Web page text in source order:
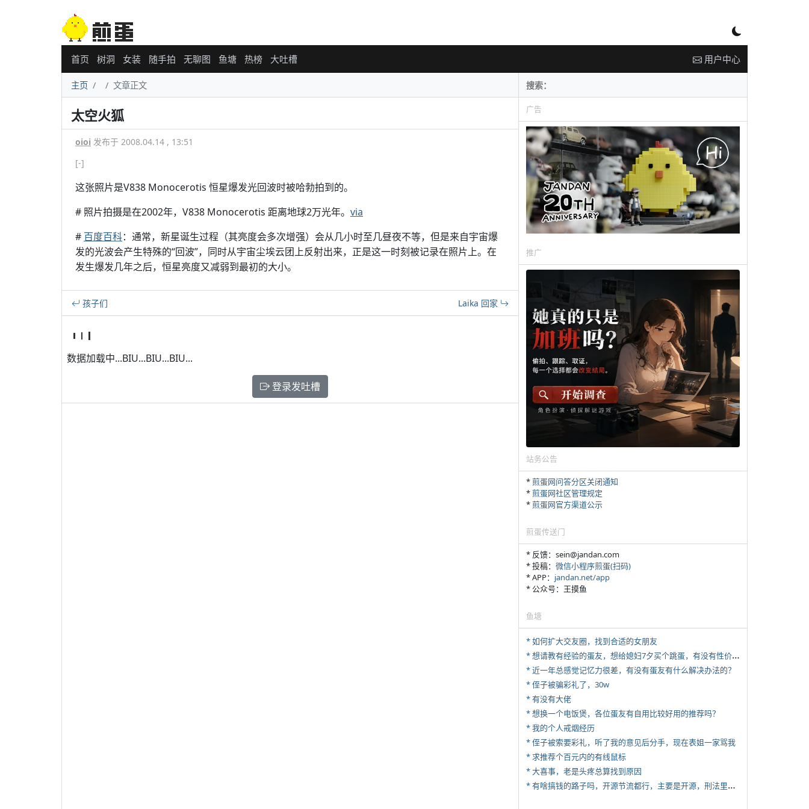
首页 树洞 女装 随手拍 无聊图 鱼塘 热榜 大吐槽 用户中心
主页 文章正文
太空火狐
oioi 发布于 2008.04.14 , 13:51
[-]
这张照片是V838 Monocerotis 恒星爆发光回波时被哈勃拍到的。
# 照片拍摄是在2002年，V838 Monocerotis 距离地球2万光年。 via
# 百度百科：通常，新星诞生过程（其亮度会多次增强）会从几小时至几昼夜不等，但是来自宇宙爆
发的光波会产生特殊的“回波”，同时从宇宙尘埃云团上反射出来，正是这一时刻被记录在照片上。在
发生爆发几年之后，恒星亮度又减弱到最初的大小。
孩子们 Laika 回家
数据加载中...BIU...BIU...BIU...
登录发吐槽
广告
推广
站务公告
*煎蛋网问答分区关闭通知
*煎蛋网社区管理规定
*煎蛋网官方渠道公示
煎蛋传送门
* 反馈：sein@jandan.com
* 投稿： 微信小程序煎蛋(扫码)
* APP： jandan.net/app
* 公众号：王摸鱼
鱼塘
* 如何扩大交友圈，找到合适的女朋友
*
想请教有经验的蛋友，想给媳妇7夕买个跳蛋，有没有性价比高的推荐
* 近一年总感觉记忆力很差，有没有蛋友有什么解决办法的？
* 侄子被骗彩礼了，30w
* 有没有大佬
* 想换一个电饭煲，各位蛋友有自用比较好用的推荐吗？
* 我的个人戒烟经历
* 侄子被索要彩礼，听了我的意见后分手，现在表姐一家骂我
* 求推荐个百元内的有线鼠标
* 大喜事，老是头疼总算找到原因
*
有啥搞钱的路子吗，开源节流都行，主要是开源，刑法里的咱不做